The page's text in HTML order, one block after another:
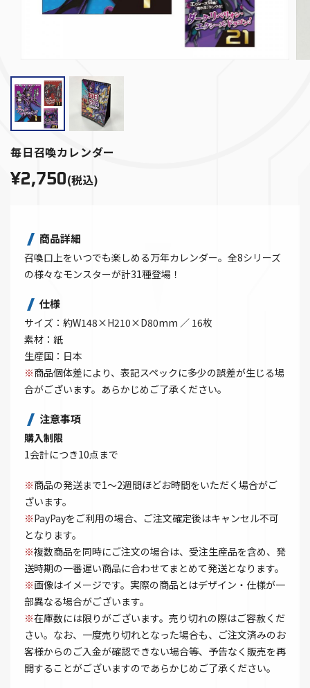
毎日召喚カレンダー
¥2,750(税込)
商品詳細
召喚口上をいつでも楽しめる万年カレンダー。全8シリーズ
の様々なモンスターが計31種登場！
仕様
サイズ：約W148×H210×D80mm ／ 16枚
素材：紙
生産国：日本
※商品個体差により、表記スペックに多少の誤差が生じる場
合がございます。あらかじめご了承ください。
注意事項
購入制限
1会計につき10点まで
※商品の発送まで1～2週間ほどお時間をいただく場合がご
ざいます。
※PayPayをご利用の場合、ご注文確定後はキャンセル不可
となります。
※複数商品を同時にご注文の場合は、受注生産品を含め、発
送時期の一番遅い商品に合わせてまとめて発送となります。
※画像はイメージです。実際の商品とはデザイン・仕様が一
部異なる場合がございます。
※在庫数には限りがございます。売り切れの際はご容赦くだ
さい。なお、一度売り切れとなった場合も、ご注文済みのお
客様からのご入金が確認できない場合等、予告なく販売を再
開することがございますのであらかじめご了承ください。